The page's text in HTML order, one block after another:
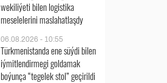
wekiliýeti bilen logistika
meselelerini maslahatlaşdy
06.08.2026 - 10:55
Türkmenistanda ene süýdi bilen
iýmitlendirmegi goldamak
boýunça “tegelek stol” geçirildi